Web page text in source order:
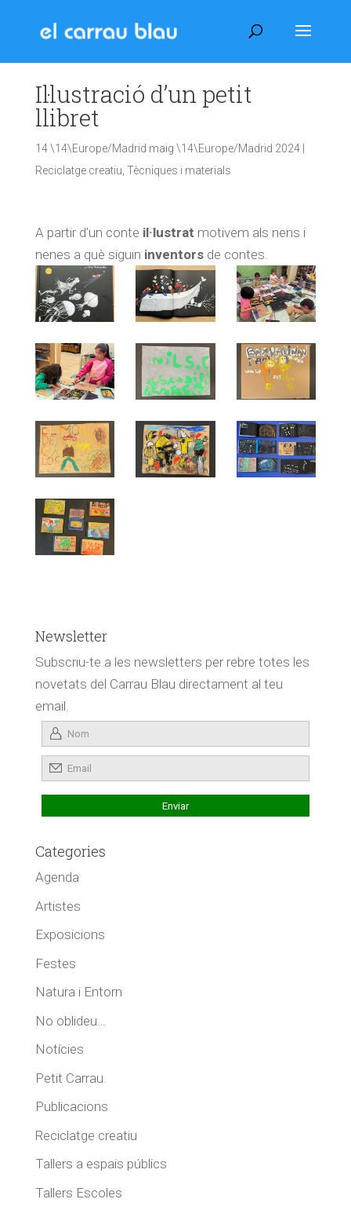
Il·lustració d’un petit
llibret
14 \14\Europe/Madrid maig \14\Europe/Madrid 2024|
Reciclatge creatiu Tècniques i materials
A partir d’un conte il·lustrat motivem als nens i
nenes a què siguin inventorsde contes.
Newsletter
Subscriu-te a les newsletters per rebre totes les
novetats del Carrau Blau directament al teu
email.
Categories
Agenda
Artistes
Exposicions
Festes
Natura i Entorn
No oblideu…
Notícies
Petit Carrau
Publicacions
Reciclatge creatiu
Tallers a espais públics
Tallers Escoles